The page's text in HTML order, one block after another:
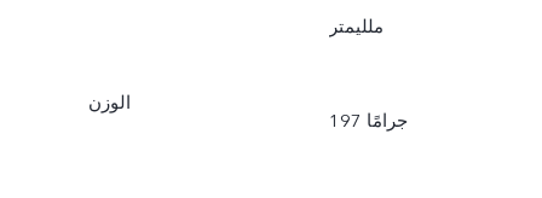
ملليمتر
الوزن
197 جرامًا